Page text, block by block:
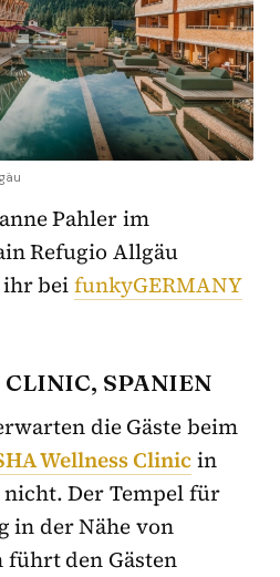
Pahler im
Refugio Allgäu
ihr beifunkyGERMANY
SPANIEN
die Gäste beim
Wellness Clinicin
Der Tempel für
in der Nähe von
führt den Gästen